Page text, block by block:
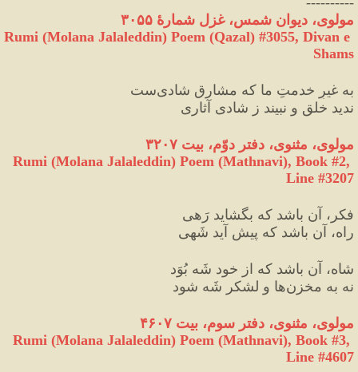
مولوی، دیوان شمس، غزل شمارهٔ ۳۰۵۵
Rumi (Molana Jalaleddin) Poem (Qazal) #3055, Divan e
Shams
به غیرِ خدمتِ ما که مشارقِ شادی‌ست
ندید خلق و نبیند ز شادی آثاری
مولوی، مثنوی، دفتر دوّم، بیت ۳۲۰۷
Rumi (Molana Jalaleddin) Poem (Mathnavi), Book #2,
Line #3207
فکر، آن باشد که بگشاید رَهی
راه، آن باشد که پیش آید شَهی
شاه، آن باشد که از خود شَه بُوَد
نه به مخزن‌ها و لشکر شَه شود
مولوی، مثنوی، دفتر سوم، بیت ۴۶۰۷
Rumi (Molana Jalaleddin) Poem (Mathnavi), Book #3,
Line #4607